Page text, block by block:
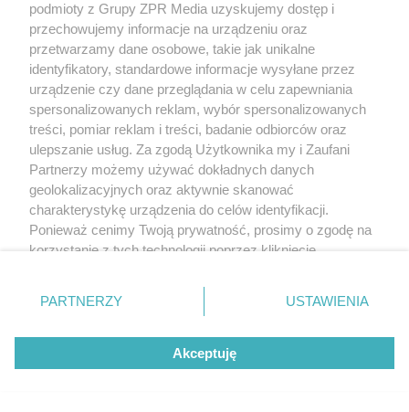
podmioty z Grupy ZPR Media uzyskujemy dostęp i
przechowujemy informacje na urządzeniu oraz
przetwarzamy dane osobowe, takie jak unikalne
identyfikatory, standardowe informacje wysyłane przez
urządzenie czy dane przeglądania w celu zapewniania
spersonalizowanych reklam, wybór spersonalizowanych
treści, pomiar reklam i treści, badanie odbiorców oraz
ulepszanie usług. Za zgodą Użytkownika my i Zaufani
Partnerzy możemy używać dokładnych danych
geolokalizacyjnych oraz aktywnie skanować
charakterystykę urządzenia do celów identyfikacji.
Ponieważ cenimy Twoją prywatność, prosimy o zgodę na
korzystanie z tych technologii poprzez kliknięcie
zmienić/wycofać klikając przycisk ustawień prywatności
znajdujący się w lewym dolnym rogu strony
rodzaje przetwarzania danych nie wymagają zgody
użytkownika, ale masz prawo sprzeciwić się takiemu
przetwarzaniu. Preferencje będą miały zastosowanie tylko
PARTNERZY USTAWIENIA
Akceptuję